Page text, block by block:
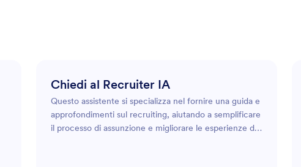
Chiedi al Recruiter IA
Questo assistente si specializza nel fornire una guida e
approfondimenti sul recruiting, aiutando a semplificare
il processo di assunzione e migliorare le esperienze dei